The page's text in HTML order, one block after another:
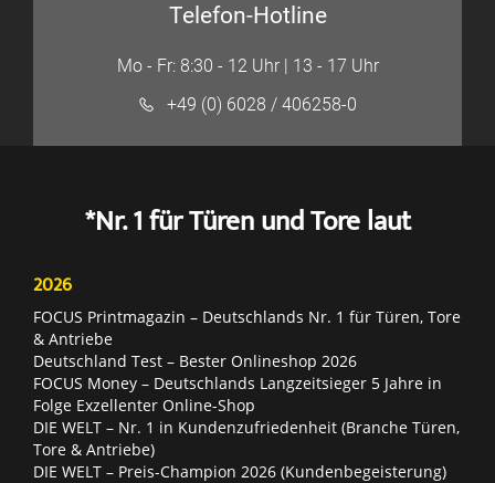
Telefon-Hotline
Mo - Fr: 8:30 - 12 Uhr | 13 - 17 Uhr
+49 (0) 6028 / 406258-0
*Nr. 1 für Türen und Tore laut
2026
FOCUS Printmagazin – Deutschlands Nr. 1 für Türen, Tore
& Antriebe
Deutschland Test – Bester Onlineshop 2026
FOCUS Money – Deutschlands Langzeitsieger 5 Jahre in
Folge Exzellenter Online-Shop
DIE WELT – Nr. 1 in Kundenzufriedenheit (Branche Türen,
Tore & Antriebe)
DIE WELT – Preis-Champion 2026 (Kundenbegeisterung)